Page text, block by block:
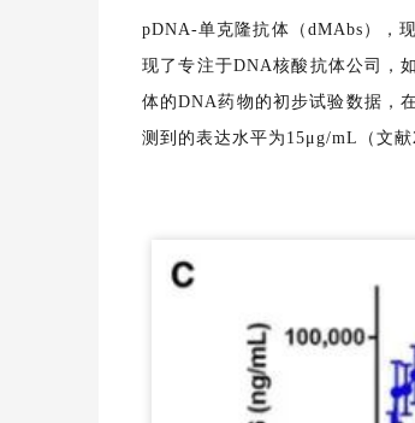
pDNA-单克隆抗体（dMAbs），
现了专注于DNA核酸抗体公司，如
体的DNA药物的初步试验数据，
测到的表达水平为15μg/mL（文